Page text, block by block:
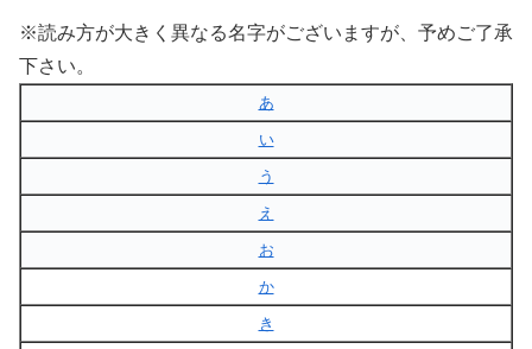
※読み方が大きく異なる名字がございますが、予めご了承
下さい。
あ
い
う
え
お
か
き